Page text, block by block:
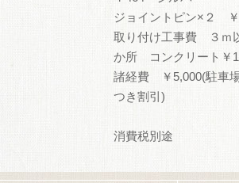
ジョイントピン×２
取り付け工事費 ３ｍ
か所 コンクリート￥
諸経費 ￥5,000(駐車
つき割引)
消費税別途